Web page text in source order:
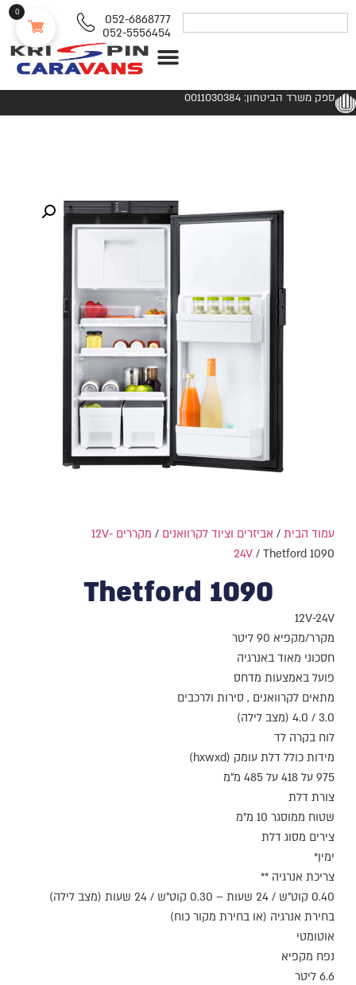
052-6868777
052-5556454
ספק משרד הביטחון: 0011030384
עמוד הבית/ אביזרים וציוד לקרוואנים /
מקררים 12V-
24V / Thetford 1090
Thetford 1090
12V-24V
מקרר/מקפיא 90 ליטר
חסכוני מאוד באנרגיה
פועל באמצעות מדחס
מתאים לקרוואנים , סירות ולרכבים
3.0 / 4.0 (מצב לילה)
לוח בקרה לד
מידות כולל דלת עומק (hxwxd)
975 על 418 על 485 מ"מ
צורת דלת
שטוח ממוסגר 10 מ"מ
צירים מסוג דלת
ימין*
צריכת אנרגיה **
0.40 קוט"ש / 24 שעות – 0.30 קוט"ש / 24 שעות (מצב לילה)
בחירת אנרגיה (או בחירת מקור כוח)
אוטומטי
נפח מקפיא
6.6 ליטר
0